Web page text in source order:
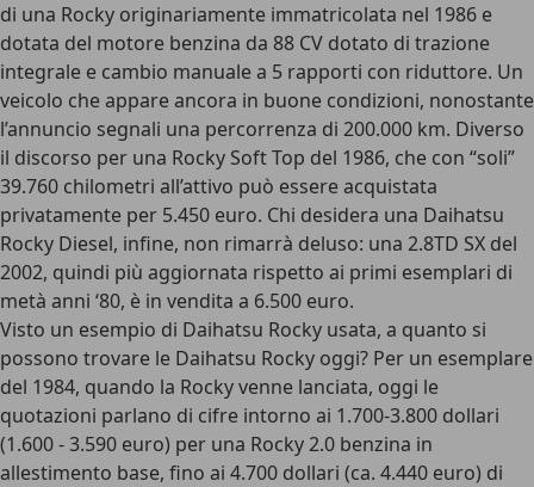
di una Rocky originariamente immatricolata nel 1986 e
dotata del motore benzina da 88 CV dotato di trazione
integrale e cambio manuale a 5 rapporti con riduttore. Un
veicolo che appare ancora in buone condizioni, nonostante
l’annuncio segnali una percorrenza di 200.000 km. Diverso
il discorso per una Rocky Soft Top del 1986, che con “soli”
39.760 chilometri all’attivo può essere acquistata
privatamente per 5.450 euro. Chi desidera una Daihatsu
Rocky Diesel, infine, non rimarrà deluso: una 2.8TD SX del
2002, quindi più aggiornata rispetto ai primi esemplari di
metà anni ‘80, è in vendita a 6.500 euro.
Visto un esempio di Daihatsu Rocky usata, a quanto si
possono trovare le Daihatsu Rocky oggi? Per un esemplare
del 1984, quando la Rocky venne lanciata, oggi le
quotazioni parlano di cifre intorno ai 1.700-3.800 dollari
(1.600 - 3.590 euro) per una Rocky 2.0 benzina in
allestimento base, fino ai 4.700 dollari (ca. 4.440 euro) di